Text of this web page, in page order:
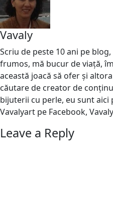
Vavaly
Scriu de peste 10 ani pe
frumos, mă bucur de viață,
această joacă să ofer și
căutare de creator de
bijuterii cu perle, eu sunt aici
Vavalyart pe Facebook,
Leave a Reply